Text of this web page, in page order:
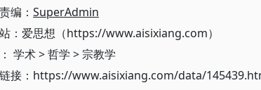
编： SuperAdmin
：爱思想（https://www.aisixiang.com）
学术>哲学 >宗教学
接：https://www.aisixiang.com/data/